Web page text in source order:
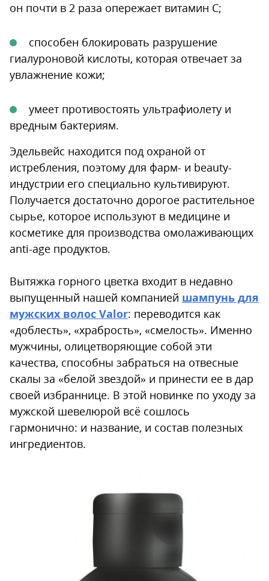
он почти в 2 раза опережает витамин С;
способен блокировать разрушение
гиалуроновой кислоты, которая отвечает за
увлажнение кожи;
умеет противостоять ультрафиолету и
вредным бактериям.
Эдельвейс находится под охраной от
истребления, поэтому для фарм- и beauty-
индустрии его специально культивируют.
Получается достаточно дорогое растительное
сырье, которое используют в медицине и
косметике для производства омолаживающих
anti-age продуктов.
Вытяжка горного цветка входит в недавно
выпущенный нашей компанией шампунь для
мужских волос Valor: переводится как
«доблесть», «храбрость», «смелость». Именно
мужчины, олицетворяющие собой эти
качества, способны забраться на отвесные
скалы за «белой звездой» и принести ее в дар
своей избраннице. В этой новинке по уходу за
мужской шевелюрой всё сошлось
гармонично: и название, и состав полезных
ингредиентов.